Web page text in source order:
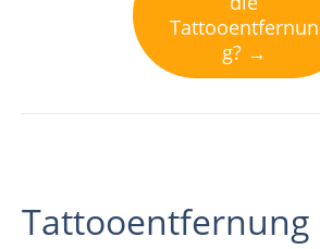
Tattooentfernun
g? →
Tattooentfernung